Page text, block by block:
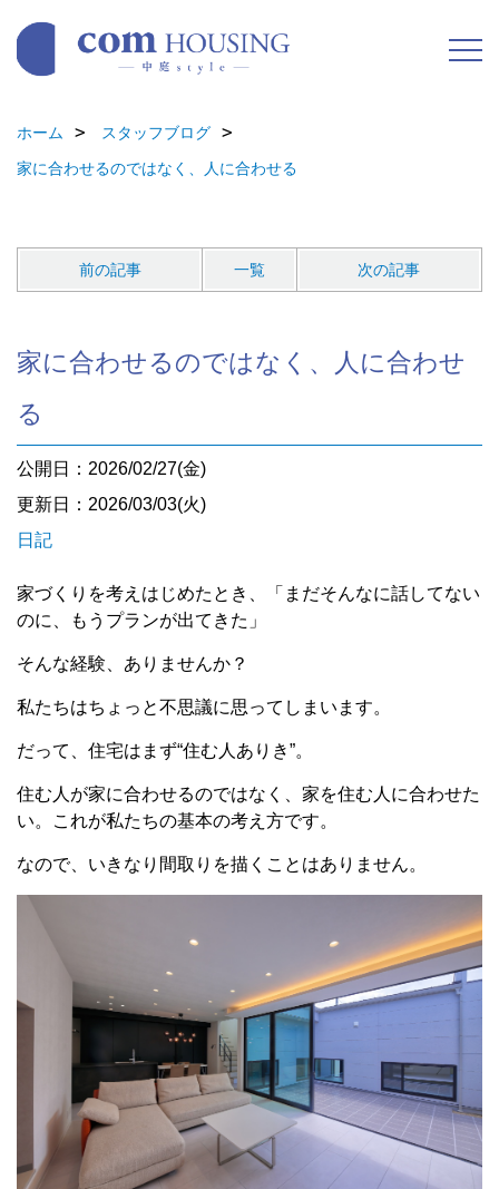
ホーム
スタッフブログ
家に合わせるのではなく、人に合わせる
前の記事 一覧 次の記事
家に合わせるのではなく、人に合わせ
る
公開日：2026/02/27(金)
更新日：2026/03/03(火)
日記
家づくりを考えはじめたとき、「まだそんなに話してない
のに、もうプランが出てきた」
そんな経験、ありませんか？
私たちはちょっと不思議に思ってしまいます。
だって、住宅はまず“住む人ありき”。
住む人が家に合わせるのではなく、家を住む人に合わせた
い。これが私たちの基本の考え方です。
なので、いきなり間取りを描くことはありません。